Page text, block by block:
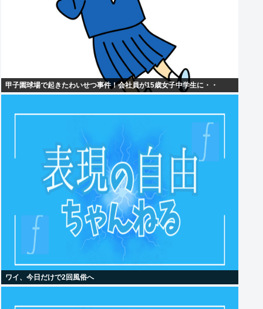
甲子園球場で起きたわいせつ事件！会社員が15歳女子中学生に・・
ワイ、今日だけで2回風俗へ